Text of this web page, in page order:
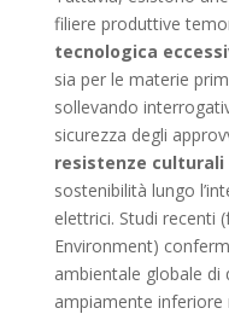
filiere produttive
tecnologica
sia per le materie
sollevando
sicurezza degli
resistenze culturali
sostenibilità lungo
elettrici. Studi recenti
Environment)
ambientale globale
ampiamente